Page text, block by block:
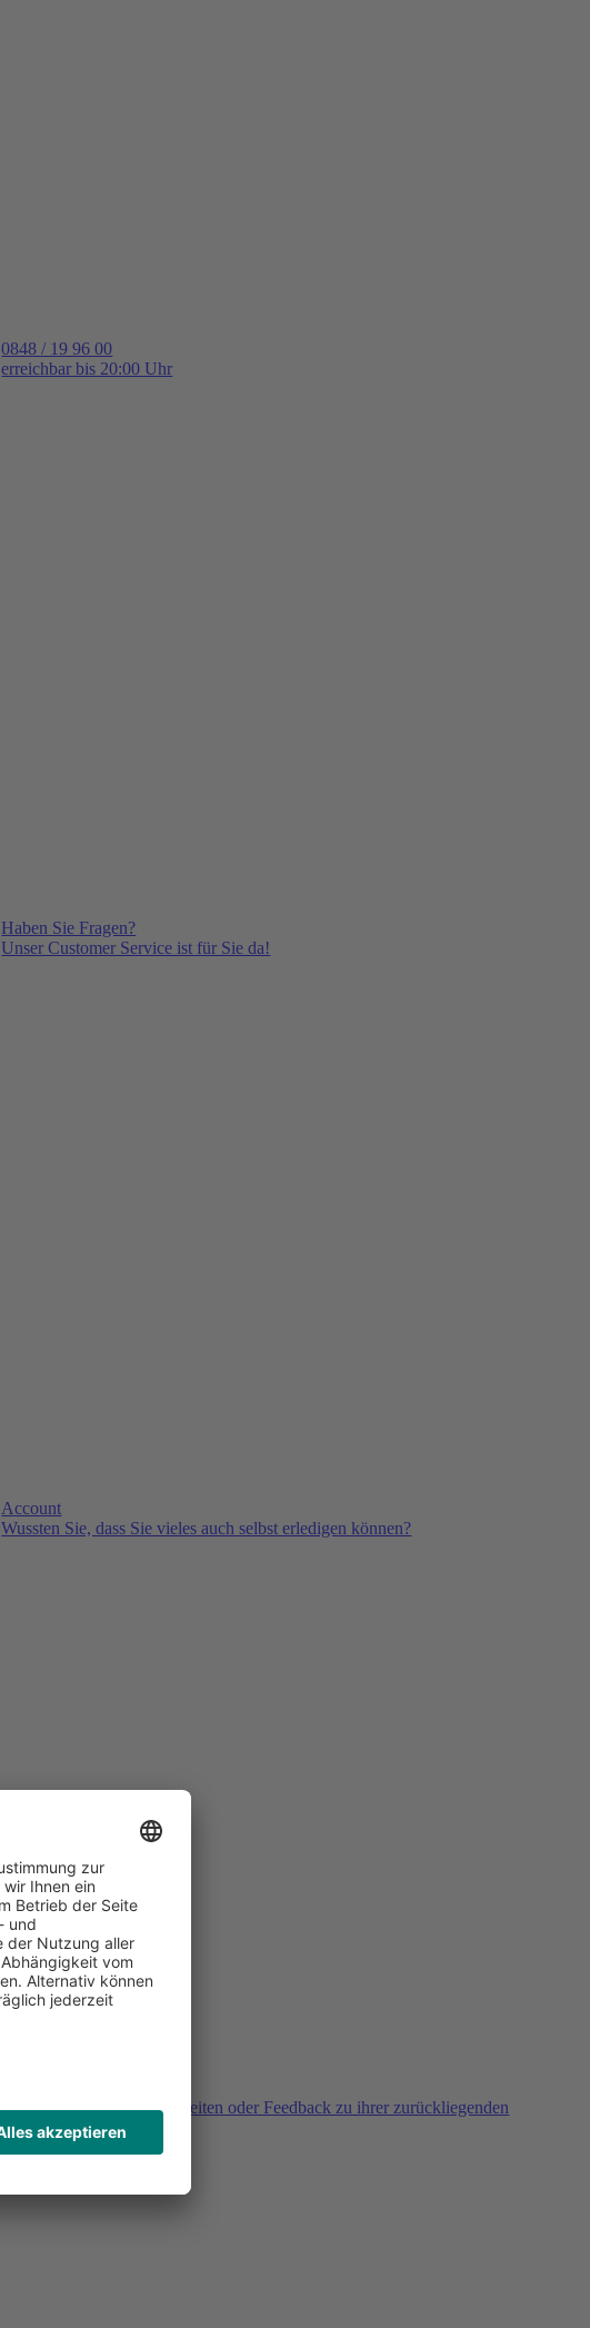
0848 / 19 96 00
erreichbar bis 20:00 Uhr
Haben Sie Fragen?
Unser Customer Service ist für Sie da!
Account
Wussten Sie, dass Sie vieles auch selbst erledigen können?
Sie haben Fragen, Unklarheiten oder Feedback zu ihrer zurückliegenden
Buchung?